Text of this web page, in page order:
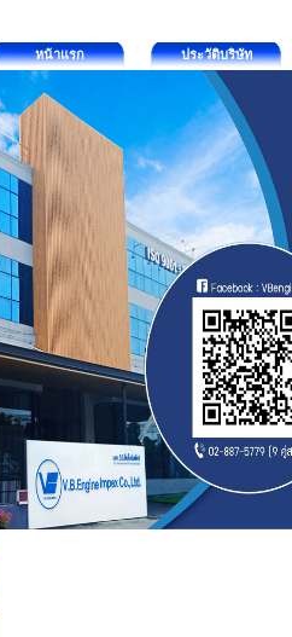
หน้าแรก ประวัติบริษัท